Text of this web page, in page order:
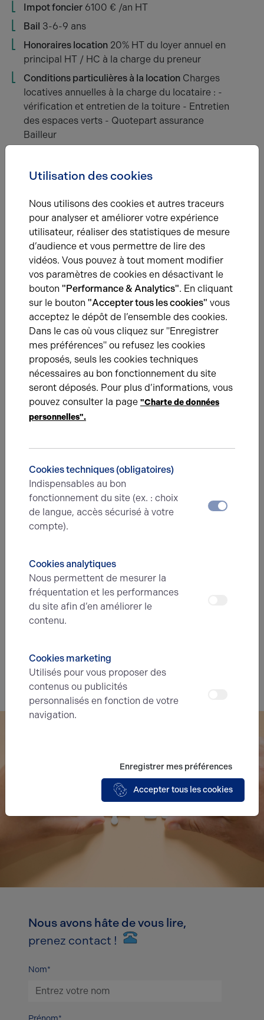
Impot foncier 6100 € /an HT
Bail 3-6-9 ans
Honoraires location 20% HT du loyer annuel en
principal HT / HC à la charge du preneur
Conditions particulières à la location Charges
locatives annuelles à la charge du locataire : -
vérification et entretien de la toiture - Entretien
des espaces verts - Quotepart assurance
Bailleur
Étage
Bureaux
Entrepôts
RDC Atelier
RDC Bureaux
Activités
Énergie
B
Diagnostic de performance énergétique
Diagnostic DPE en cours
B
Indice d'émission de gaz à effet de serre
Diagnostic GES en cours
Nous avons hâte de vous lire,
prenez contact !
Nom*
Utilisation des cookies
Nous utilisons des cookies et autres traceurs
pour analyser et améliorer votre expérience
utilisateur, réaliser des statistiques de mesure
d’audience et vous permettre de lire des
vidéos. Vous pouvez à tout moment modifier
vos paramètres de cookies en désactivant le
bouton "Performance & Analytics". En cliquant
sur le bouton "Accepter tous les cookies" vous
acceptez le dépôt de l’ensemble des cookies.
Dans le cas où vous cliquez sur "Enregistrer
mes préférences" ou refusez les cookies
proposés, seuls les cookies techniques
nécessaires au bon fonctionnement du site
seront déposés. Pour plus d’informations, vous
pouvez consulter la page "Charte de données
personnelles".
Cookies techniques (obligatoires)
Indispensables au bon
fonctionnement du site (ex. : choix
de langue, accès sécurisé à votre
compte).
Cookies analytiques
Nous permettent de mesurer la
fréquentation et les performances
du site afin d’en améliorer le
contenu.
Cookies marketing
Utilisés pour vous proposer des
contenus ou publicités
personnalisés en fonction de votre
navigation.
Enregistrer mes préférences
Accepter tous les cookies